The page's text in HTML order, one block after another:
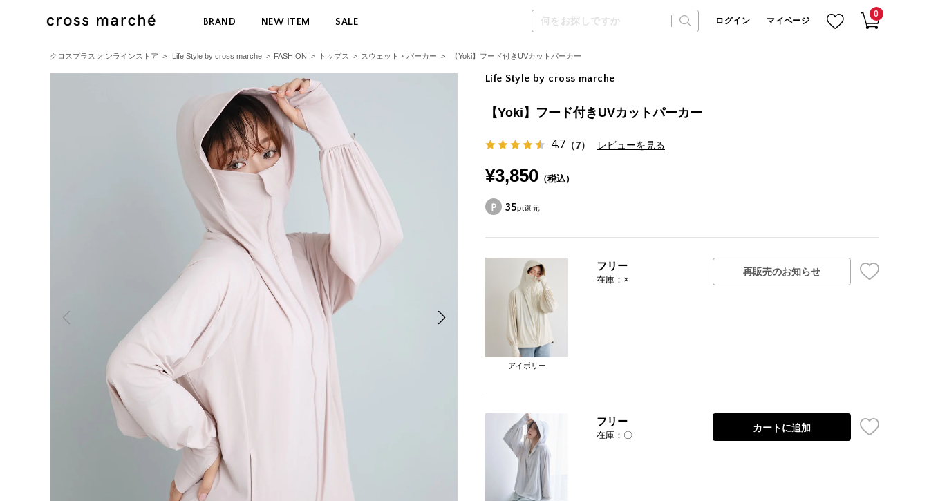
BRAND NEW ITEM SALE ログイン マイページ
0
クロスプラス オンラインストア > Life Style by cross marche > FASHION > トップス > スウェット・パーカー > 【Yoki】フード付きUVカットパーカー
Life Style by cross marche
【Yoki】フード付きUVカットパーカー
4.7 （7） レビューを見る
¥3,850 （税込）
35pt還元
アイボリー
フリー
在庫：×
再販売のお知らせ
フリー
在庫：〇
カートに追加